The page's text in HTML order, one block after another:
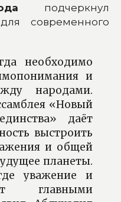
подчеркнул
современного
необходимо
и
народами.
«Новый
даёт
выстроить
и общей
планеты.
уважение и
главными